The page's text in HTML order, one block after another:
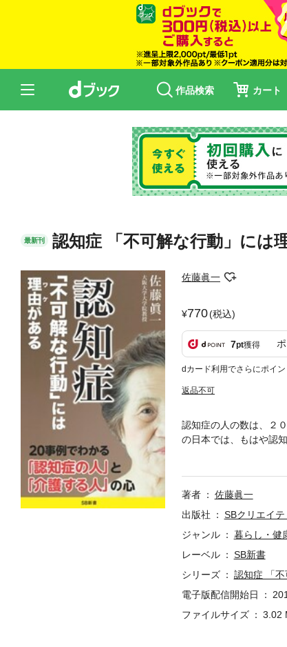
作品検索 カート
最新刊 認知症 「不可解な行動」には
佐藤眞一
770(税込)
7pt獲得
dカード利用でさらにポイ
返品不可
認知症の人の数は、２
の日本では、もはや認
り、認知症を介護する
著者
佐藤眞一
出版社
SBクリエイテ
ジャンル
暮らし・健
レーベル
SB新書
シリーズ
認知症 「
電子版配信開始日
ファイルサイズ
3.02